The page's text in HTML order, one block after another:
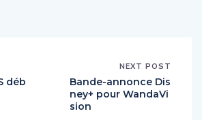
déb
NEXT POST
Bande-annonce Dis
ney+ pour WandaVi
sion